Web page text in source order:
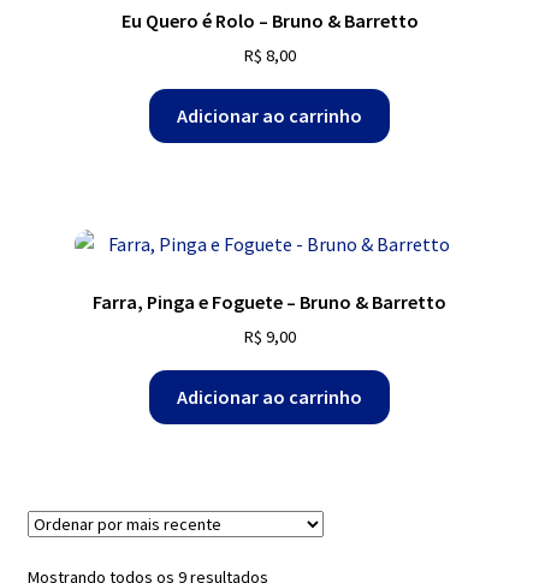
Eu Quero é Rolo – Bruno & Barretto
R$ 8,00
Adicionar ao carrinho
Farra, Pinga e Foguete – Bruno & Barretto
R$ 9,00
Adicionar ao carrinho
Mostrando todos os 9 resultadosClassificado